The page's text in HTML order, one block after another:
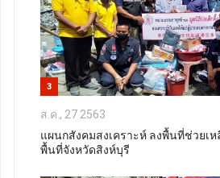
3
ส.ค., 27 2563
แผนกสังคมสงเคราะห์ ลงพื้นที่ช่วยเ
พื้นที่จังหวัดสิงห์บุรี